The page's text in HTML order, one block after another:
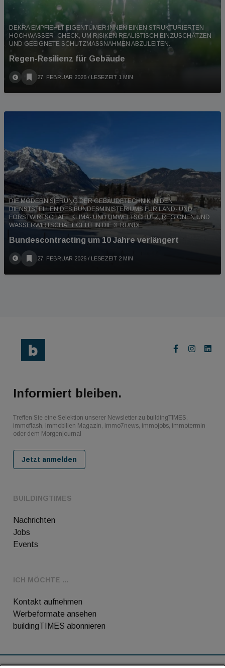
DEKRA EMPFIEHLT EIGENTÜMER:INNEN EINEN STRUKTURIERTEN
HOCHWASSER- CHECK, UM RISIKEN REALISTISCH EINZUSCHÄTZEN
UND GEEIGNETE SCHUTZMASSNAHMEN ABZULEITEN.
Regen-Resilienz für Gebäude
27. FEBRUAR 2026 / LESEZEIT 1 MIN
DIE MODERNISIERUNG DER GEBÄUDETECHNIK IN DEN
DIENSTSTELLEN DES BUNDESMINISTERIUMS FÜR LAND- UND
FORSTWIRTSCHAFT, KLIMA- UND UMWELTSCHUTZ, REGIONEN UND
WASSERWIRTSCHAFT GEHT IN DIE 3. RUNDE.
Bundescontracting um 10 Jahre verlängert
27. FEBRUAR 2026 / LESEZEIT 2 MIN
BUILDINGTIMES
Nachrichten
Jobs
Events
ICH MÖCHTE ...
Kontakt aufnehmen
Werbeformate ansehen
buildingTIMES abonnieren
Informiert bleiben.
Treffen Sie eine Selektion unserer Newsletter zu buildingTIMES,
immoflash, Immobilien Magazin, immo7news, immojobs, immotermin
oder dem Morgenjournal
Jetzt anmelden